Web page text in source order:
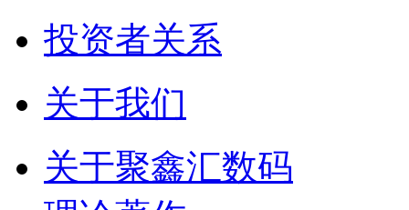
投资者关系
关于我们
关于聚鑫汇数码